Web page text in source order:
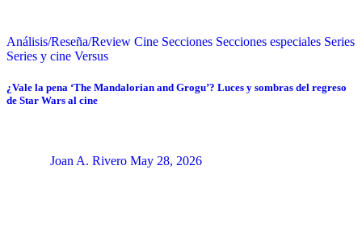
Análisis/Reseña/Review Cine Secciones Secciones especiales Series
Series y cine Versus
¿Vale la pena ‘The Mandalorian and Grogu’? Luces y sombras del regreso
de Star Wars al cine
Joan A. Rivero May 28, 2026